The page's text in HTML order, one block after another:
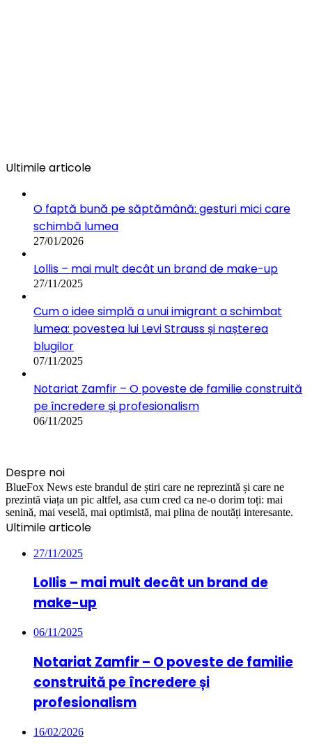
Ultimile articole
O faptă bună pe săptămână: gesturi mici care
schimbă lumea
27/01/2026
Lollis – mai mult decât un brand de make-up
27/11/2025
Cum o idee simplă a unui imigrant a schimbat
lumea: povestea lui Levi Strauss și nașterea
blugilor
07/11/2025
Notariat Zamfir – O poveste de familie construită
pe încredere și profesionalism
06/11/2025
Despre noi
BlueFox News este brandul de știri care ne reprezintă și care ne
prezintă viața un pic altfel, asa cum cred ca ne-o dorim toți: mai
senină, mai veselă, mai optimistă, mai plina de noutăți interesante.
Ultimile articole
27/11/2025
Lollis – mai mult decât un brand de
make-up
06/11/2025
Notariat Zamfir – O poveste de familie
construită pe încredere și
profesionalism
16/02/2026